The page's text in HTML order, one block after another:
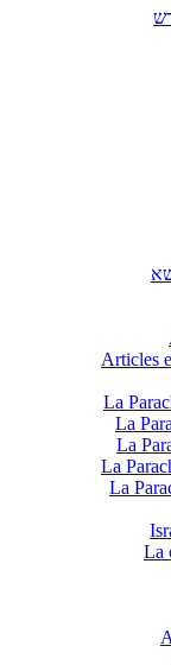
La
La
La
La
La
La